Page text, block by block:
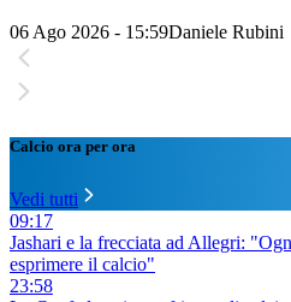
06 Ago 2026 - 15:59Daniele Rubini
Calcio ora per ora
Vedi tutti
09:17
Jashari e la frecciata ad Allegri:
esprimere il calcio"
23:58